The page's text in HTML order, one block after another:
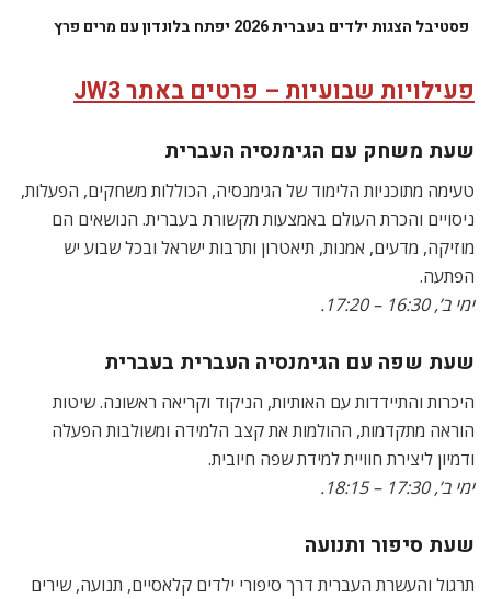
פסטיבל הצגות ילדים בעברית 2026 יפתח בלונדון עם מרים פרץ
פעילויות שבועיות – פרטים באתר JW3
שעת משחק עם הגימנסיה העברית
טעימה מתוכניות הלימוד של הגימנסיה, הכוללות משחקים, הפעלות,
ניסויים והכרת העולם באמצעות תקשורת בעברית. הנושאים הם
מוזיקה, מדעים, אמנות, תיאטרון ותרבות ישראל ובכל שבוע יש
הפתעה.
ימי ב’, 16:30 – 17:20.
שעת שפה עם הגימנסיה העברית בעברית
היכרות והתיידדות עם האותיות, הניקוד וקריאה ראשונה. שיטות
הוראה מתקדמות, ההולמות את קצב הלמידה ומשולבות הפעלה
ודמיון ליצירת חוויית למידת שפה חיובית.
ימי ב’, 17:30 – 18:15.
שעת סיפור ותנועה
תרגול והעשרת העברית דרך סיפורי ילדים קלאסיים, תנועה, שירים